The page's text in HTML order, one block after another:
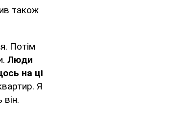
також
Потім
Люди
на ці
Я